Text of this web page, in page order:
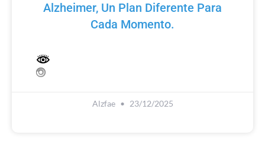
Alzheimer, Un Plan Diferente Para
Cada Momento.
Alzfae 23/12/2025